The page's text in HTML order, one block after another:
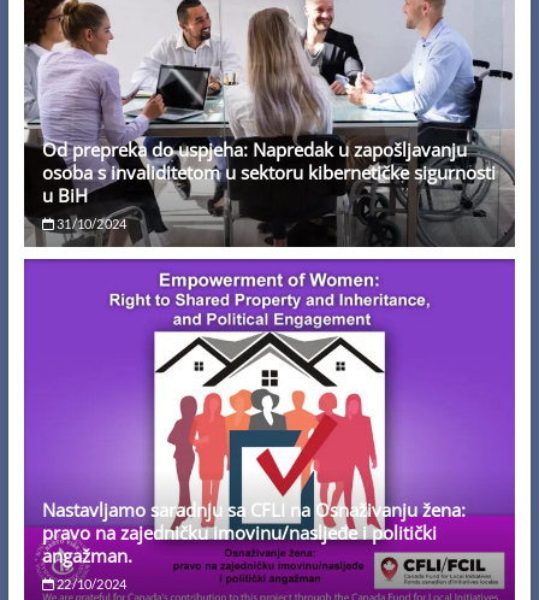
Od prepreka do uspjeha: Napredak u zapošljavanju
osoba s invaliditetom u sektoru kibernetičke sigurnosti
u BiH
31/10/2024
Nastavljamo saradnju sa CFLI na Osnaživanju žena:
pravo na zajedničku imovinu/nasljeđe i politički
angažman.
22/10/2024